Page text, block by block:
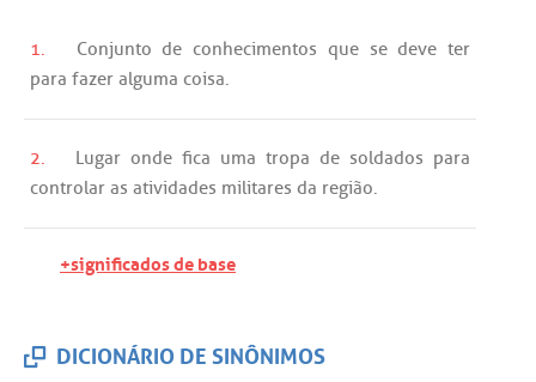
1. Conjunto de conhecimentos que se deve ter
para fazer alguma coisa.
2. Lugar onde fica uma tropa de soldados para
controlar as atividades militares da região.
+significados de base
DICIONÁRIO DE SINÔNIMOS